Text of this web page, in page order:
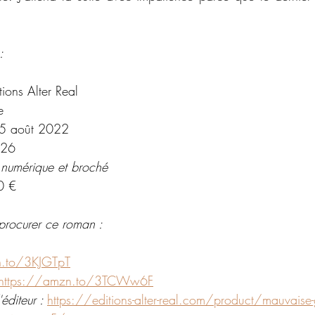
Alter Real
août 2022
et broché
€
ce roman :
3KJGTpT
amzn.to/3TCWw6F
: https://editions-alter-real.com/product/mauvaise-